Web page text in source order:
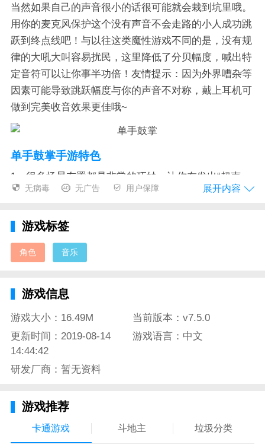
当然如果自己的声音很小的话很可能就会栽到坑里哦。
用你的麦克风保护这个没有声音不会走路的小人成功跳
跃到终点线吧！与以往这类魔性游戏不同的是，没有规
律的大吼大叫容易扰民，这里降低了分贝幅度，喊出特
定音符可以让你事半功倍！友情提示：因为外界嘈杂等
因素可能导致跳跃幅度与你的声音不对称，戴上耳机可
做到完美收音效果更佳哦~
单手鼓掌手游特色
1、很多场景布置都是非常的巧妙，让你在发出“超声
波”的同时也可以体验到海滩与沙漠风情等有趣因素，
2、在这里不仅仅只有一个角色可以玩耍，如果凭借你
的“歌喉”可以闯关更多的话，就能解锁更多人物增加游
3、关卡随着游戏进度一点一点提升，到后期快速无脑
满足每一关的要求！
单手鼓掌手游测评
平时总是一个人单机寂寞玩游戏太安静，想释放一下自
还可以学到很多乐理方面的知识~如果你平常是一个喜
那么有难度。不是很擅长的也没关系，注意查看教程
无病毒 无广告 用户保障 展开内容
游戏标签
角色 音乐
游戏信息
游戏大小：16.49M
当前版本：v7.5.0
更新时间：2019-08-14
14:44:42
游戏语言：中文
研发厂商：暂无资料
游戏推荐
卡通游戏 斗地主 垃圾分类